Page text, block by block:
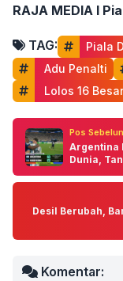
RAJA MEDIA I
TAG: Piala
Adu Penalti
Lolos 16 Besar
Pos
Argentina
Dunia,
Desil Berubah,
Komentar: